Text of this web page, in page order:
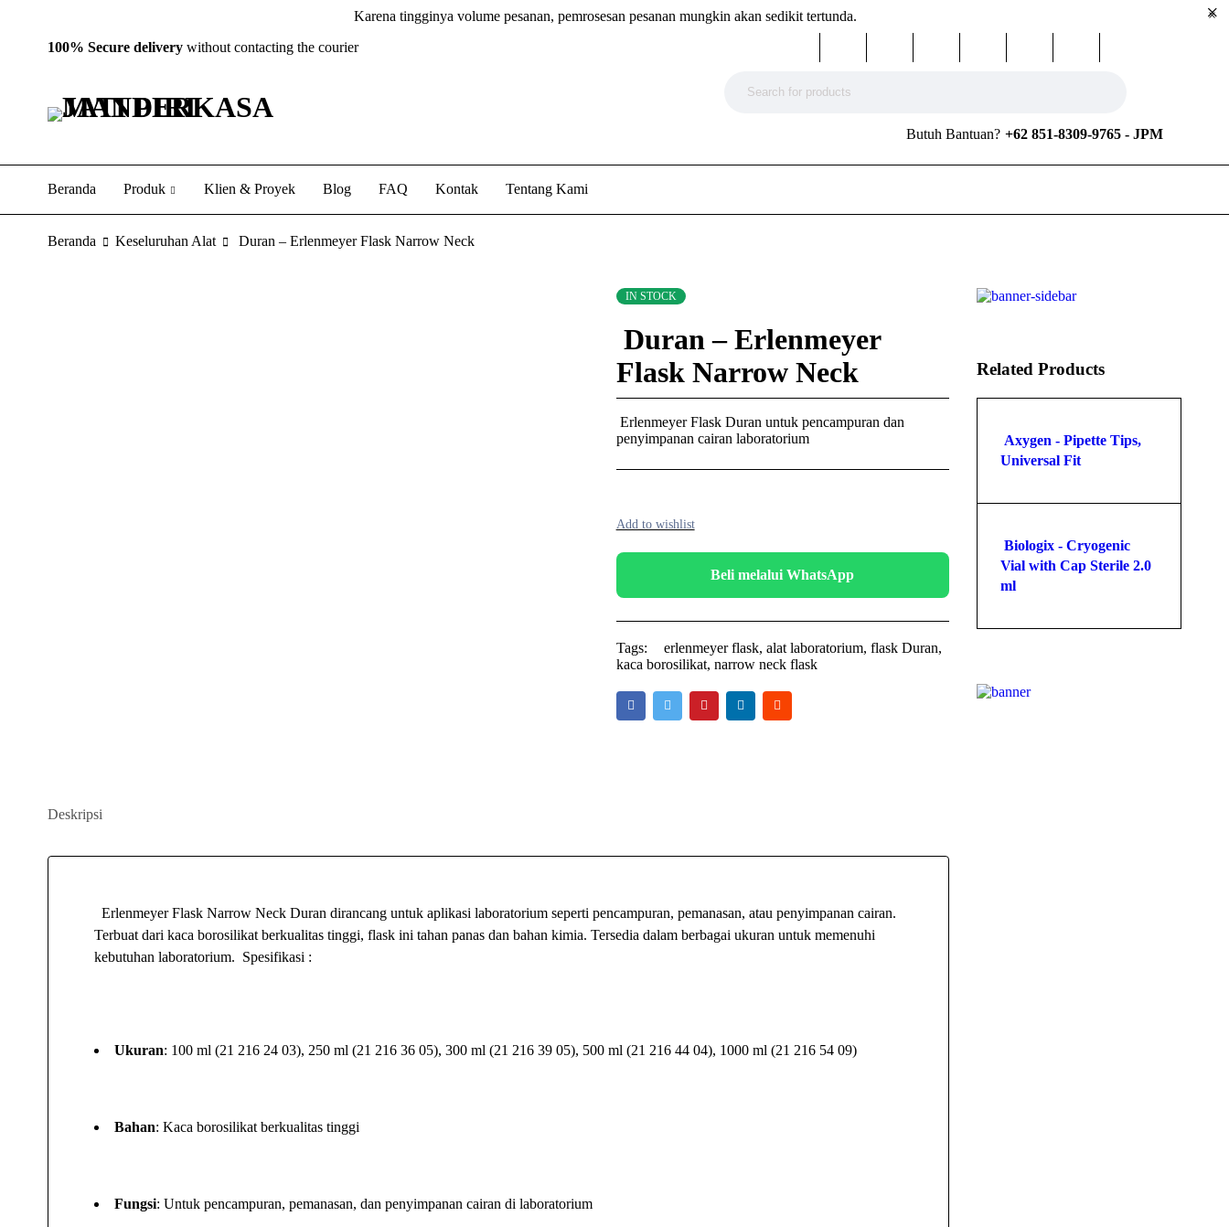
Karena tingginya volume pesanan, pemrosesan pesanan mungkin akan sedikit tertunda.
100% Secure delivery without contacting the courier
Butuh Bantuan? +62 851-8309-9765 - JPM
Beranda Produk Klien & Proyek Blog FAQ Kontak Tentang Kami
Beranda Keseluruhan Alat Duran – Erlenmeyer Flask Narrow Neck
IN STOCK
Duran – Erlenmeyer
Flask Narrow Neck
Erlenmeyer Flask Duran untuk pencampuran dan
penyimpanan cairan laboratorium
Beli melalui WhatsApp
Tags: erlenmeyer flask, alat laboratorium, flask Duran,
kaca borosilikat, narrow neck flask
Deskripsi
Erlenmeyer Flask Narrow Neck Duran dirancang untuk aplikasi laboratorium seperti pencampuran, pemanasan, atau penyimpanan cairan.
Terbuat dari kaca borosilikat berkualitas tinggi, flask ini tahan panas dan bahan kimia. Tersedia dalam berbagai ukuran untuk memenuhi
kebutuhan laboratorium. Spesifikasi :
Ukuran: 100 ml (21 216 24 03), 250 ml (21 216 36 05), 300 ml (21 216 39 05), 500 ml (21 216 44 04), 1000 ml (21 216 54 09)
Bahan: Kaca borosilikat berkualitas tinggi
Fungsi: Untuk pencampuran, pemanasan, dan penyimpanan cairan di laboratorium
Related Products
Axygen - Pipette Tips,
Universal Fit
Biologix - Cryogenic
Vial with Cap Sterile 2.0
ml